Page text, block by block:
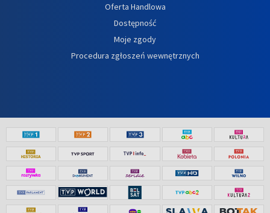
Oferta Handlowa
Dostępność
Moje zgody
Procedura zgłoszeń wewnętrznych